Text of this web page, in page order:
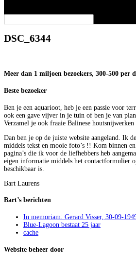
DSC_6344
Meer dan 1 miljoen bezoekers, 300-500 per
Beste bezoeker
Ben je een aquarioot, heb je een passie voor
ook een gave vijver in je tuin of ben je van plan
Verzamel je ook fraaie Balinese
Dan ben je op de juiste website aangeland. Ik
middels tekst en mooie foto’s !! Kom binnen
pagina’s die ik voor de liefhebbers heb
eigen informatie middels het contactformulier
beschikbaar is.
Bart Laurens
Bart’s berichten
In memoriam: Gerard Visser, 30-09-
Blue-Lagoon bestaat 25 jaar
cache
Website beheer door